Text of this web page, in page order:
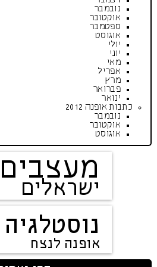
נובמבר
אוקטובר
ספטמבר
אוגוסט
יולי
יוני
מאי
אפריל
מרץ
פברואר
ינואר
כתבות אופנה 2012
נובמבר
אוקטובר
אוגוסט
מעצבים
ישראלים
נוסטלגיה
אופנה לנצח